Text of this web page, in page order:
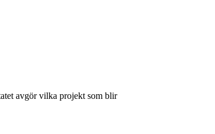
avgör vilka projekt som blir